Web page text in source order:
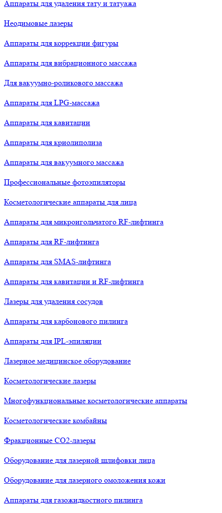
Аппараты для удаления тату и татуажа
Неодимовые лазеры
Аппараты для коррекции фигуры
Аппараты для вибрационного массажа
Для вакуумно-роликового массажа
Аппараты для LPG-массажа
Аппараты для кавитации
Аппараты для криолиполиза
Аппараты для вакуумного массажа
Профессиональные фотоэпиляторы
Косметологические аппараты для лица
Аппараты для микроигольчатого RF-лифтинга
Аппараты для RF-лифтинга
Аппараты для SMAS-лифтинга
Аппараты для кавитации и RF-лифтинга
Лазеры для удаления сосудов
Аппараты для карбонового пилинга
Аппараты для IPL-эпиляции
Лазерное медицинское оборудование
Косметологические лазеры
Многофункциональные косметологические аппараты
Косметологические комбайны
Фракционные СО2-лазеры
Оборудование для лазерной шлифовки лица
Оборудование для лазерного омоложения кожи
Аппараты для газожидкостного пилинга